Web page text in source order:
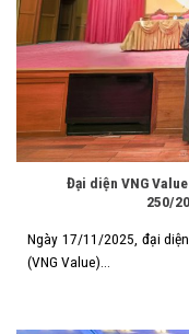
Đại diện VNG
250/
Ngày 17/11/2025, đại
(VNG Value)...